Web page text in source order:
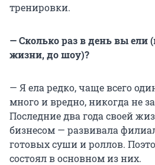
тренировки.
— Сколько раз в день вы ели
жизни, до шоу)?
— Я ела редко, чаще всего
много и вредно, никогда не
Последние два года своей
бизнесом — развивала
готовых суши и роллов.
состоял в основном из них.